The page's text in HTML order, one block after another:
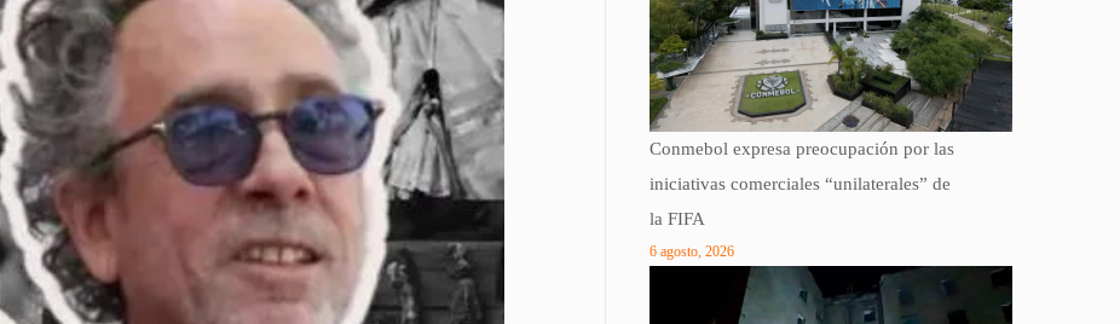
Conmebol expresa preocupación por las
iniciativas comerciales “unilaterales” de
la FIFA
6 agosto, 2026